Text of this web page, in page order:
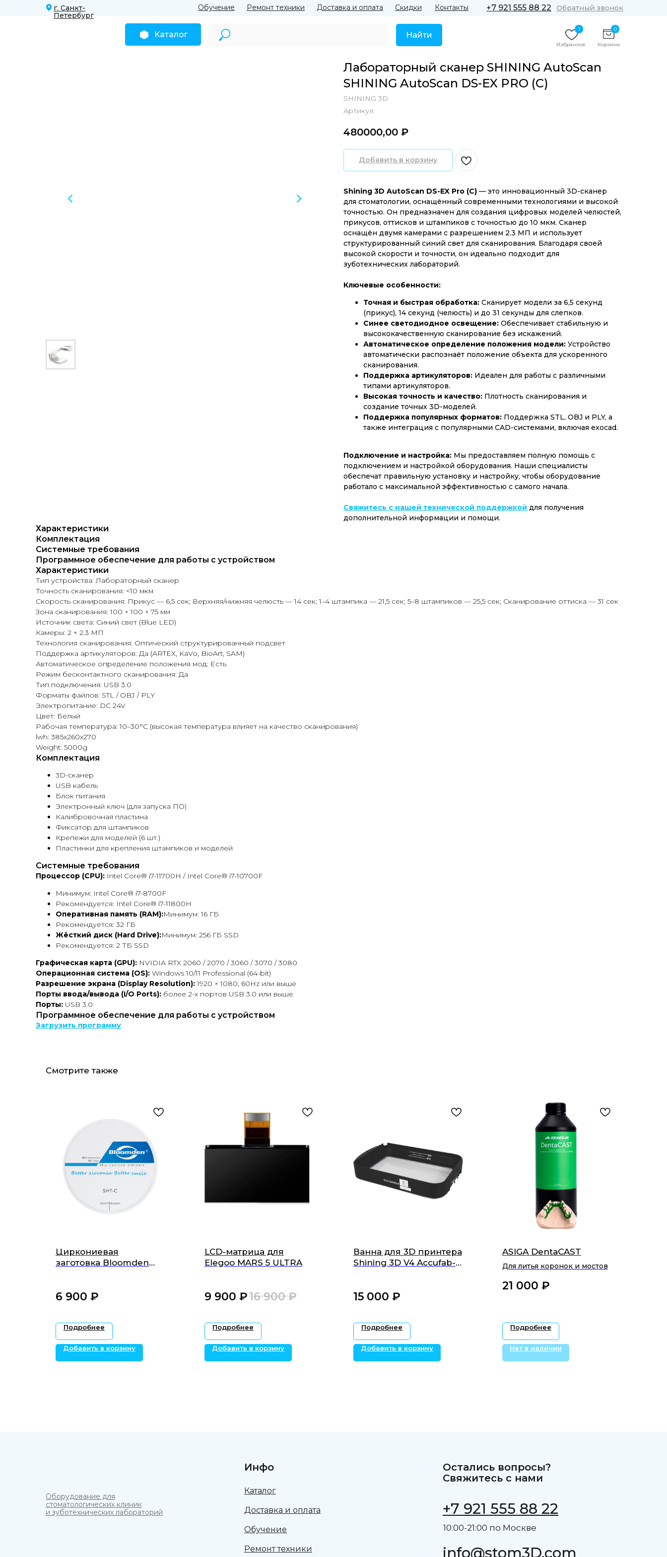
Корзина
Избранное
Найти
Каталог
+7 921 555 88 22 Обратный звонок
Доставка и оплата
Обучение Ремонт техники Скидки Контакты
г. Санкт-
Петербург
1 0
Лабораторный сканер SHINING AutoScan
SHINING AutoScan DS-EX PRO (C)
SHINING 3D
Артикул:
480000,00 ₽‎
Добавить в корзину
Shining 3D AutoScan DS-EX Pro (C) — это инновационный 3D-сканер
для стоматологии, оснащённый современными технологиями и высокой
точностью. Он предназначен для создания цифровых моделей челюстей,
прикусов, оттисков и штампиков с точностью до 10 мкм. Сканер
оснащён двумя камерами с разрешением 2.3 МП и использует
структурированный синий свет для сканирования. Благодаря своей
высокой скорости и точности, он идеально подходит для
зуботехнических лабораторий.
Ключевые особенности:
Точная и быстрая обработка: Сканирует модели за 6,5 секунд
(прикус), 14 секунд (челюсть) и до 31 секунды для слепков.
Синее светодиодное освещение: Обеспечивает стабильную и
высококачественную сканирование без искажений.
Автоматическое определение положения модели: Устройство
автоматически распознаёт положение объекта для ускоренного
сканирования.
Поддержка артикуляторов: Идеален для работы с различными
типами артикуляторов.
Высокая точность и качество: Плотность сканирования и
создание точных 3D-моделей.
Поддержка популярных форматов: Поддержка STL, OBJ и PLY, а
также интеграция с популярными CAD-системами, включая exocad.
Подключение и настройка: Мы предоставляем полную помощь с
подключением и настройкой оборудования. Наши специалисты
обеспечат правильную установку и настройку, чтобы оборудование
работало с максимальной эффективностью с самого начала.
Свяжитесь с нашей технической поддержкой для получения
дополнительной информации и помощи.
Характеристики
Комплектация
Системные требования
Программное обеспечение для работы с устройством
Характеристики
Тип устройства: Лабораторный сканер
Точность сканирования: <10 мкм
Скорость сканирования: Прикус — 6,5 сек; Верхняя/нижняя челюсть — 14 сек; 1–4 штампика — 21,5 сек; 5–8 штампиков — 25,5 сек; Сканирование оттиска — 31 сек
Зона сканирования: 100 × 100 × 75 мм
Источник света: Синий свет (Blue LED)
Камеры: 2 × 2.3 МП
Технология сканирования: Оптический структурированный подсвет
Поддержка артикуляторов: Да (ARTEX, KaVo, BioArt, SAM)
Автоматическое определение положения мод: Есть
Режим бесконтактного сканирования: Да
Тип подключения: USB 3.0
Форматы файлов: STL / OBJ / PLY
Электропитание: DC 24V
Цвет: Белый
Рабочая температура: 10–30°C (высокая температура влияет на качество сканирования)
lwh: 385x260x270
Weight: 5000g
Комплектация
3D-сканер
USB кабель
Блок питания
Электронный ключ (для запуска ПО)
Калибровочная пластина
Фиксатор для штампиков
Крепежи для моделей (6 шт.)
Пластинки для крепления штампиков и моделей
Системные требования
Процессор (CPU): Intel Core® i7-11700H / Intel Core® i7-10700F
Минимум: Intel Core® i7-8700F
Рекомендуется: Intel Core® i7-11800H
Оперативная память (RAM):Минимум: 16 ГБ
Рекомендуется: 32 ГБ
Жёсткий диск (Hard Drive):Минимум: 256 ГБ SSD
Рекомендуется: 2 ТБ SSD
Графическая карта (GPU): NVIDIA RTX 2060 / 2070 / 3060 / 3070 / 3080
Операционная система (OS): Windows 10/11 Professional (64-bit)
Разрешение экрана (Display Resolution):1920 × 1080, 60Hz или выше
Порты ввода/вывода (I/O Ports): более 2-х портов USB 3.0 или выше
Порты: USB 3.0
Программное обеспечение для работы с устройством
Загрузить программу
Смотрите также
Циркониевая
заготовка Bloomden
6 900 ₽‎
Подробнее
Добавить в корзину
LCD-матрица для
Elegoo MARS 5 ULTRA
9 900 ₽‎16 900 ₽‎
Подробнее
Добавить в корзину
Ванна для 3D принтера
Shining 3D V4 Accufab-
15 000 ₽‎
Подробнее
Добавить в корзину
ASIGA DentaCAST
Для литья коронок и мостов
21 000 ₽‎
Подробнее
Нет в наличии
info@stom3D.com
10:00-21:00 по Москве
+7 921 555 88 22
Остались вопросы?
Свяжитесь с нами
Каталог
Доставка и оплата
Обучение
Ремонт техники
Инфо
Оборудование для
стоматологических клиник
и зуботехнических лабораторий